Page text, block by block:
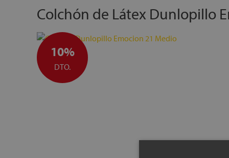
Colchón de Látex Dunlopillo
10%
DTO.